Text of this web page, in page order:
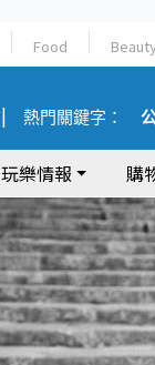
Food
熱門關鍵字：
玩樂情報 購